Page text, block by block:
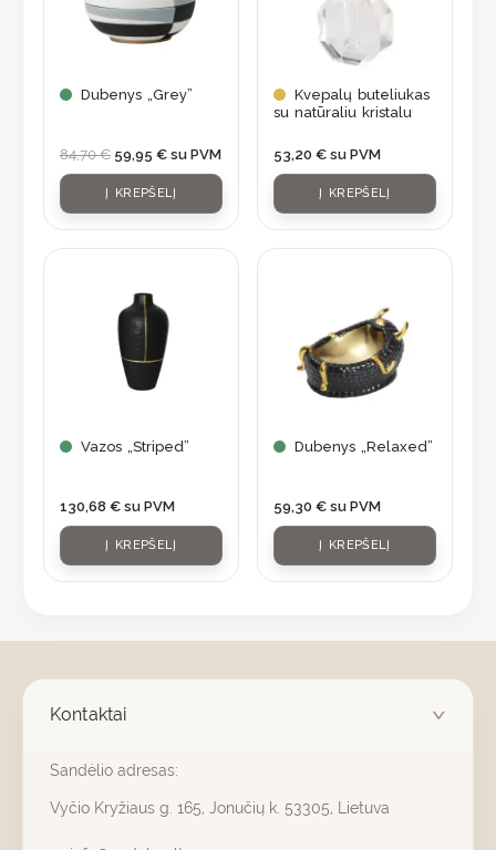
Dubenys „Grey”
84,70€ 59,95 € su PVM
Į KREPŠELĮ
Kvepalų buteliukas
su natūraliu kristalu
53,20 € su PVM
Į KREPŠELĮ
Vazos „Striped”
130,68 € su PVM
Į KREPŠELĮ
Dubenys „Relaxed”
59,30 € su PVM
Į KREPŠELĮ
Kontaktai
Sandėlio adresas:
Vyčio Kryžiaus g. 165, Jonučių k. 53305, Lietuva